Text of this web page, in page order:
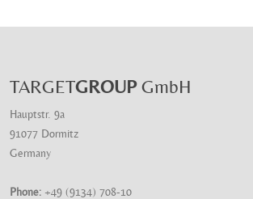
TARGETGROUPGmbH
Hauptstr. 9a
91077 Dormitz
Germany
Phone: +49 (9134) 708-10